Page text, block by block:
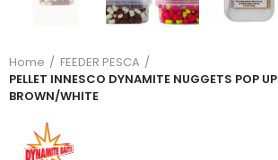
Home
FEEDER PESCA
PELLET INNESCO DYNAMITE NUGGETS POP UP
BROWN/WHITE